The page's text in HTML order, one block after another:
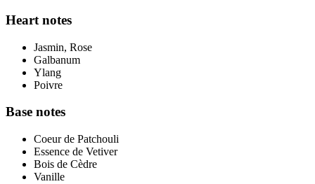
Heart notes
Jasmin, Rose
Galbanum
Ylang
Poivre
Base notes
Coeur de Patchouli
Essence de Vetiver
Bois de Cèdre
Vanille